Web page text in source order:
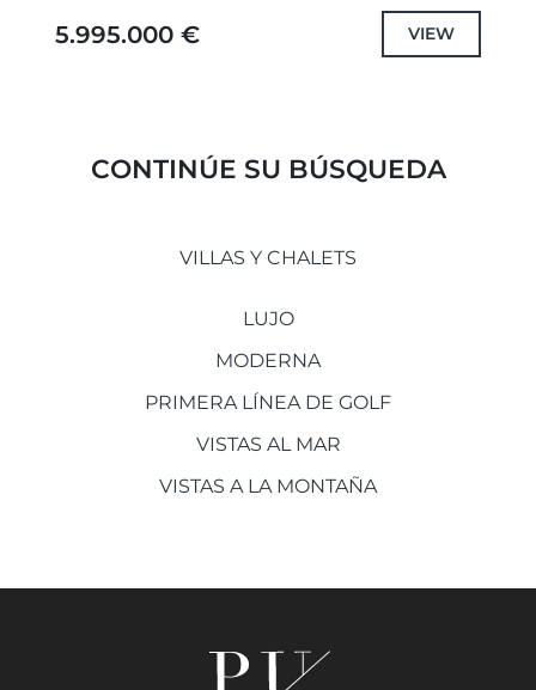
orientada al suroeste desprende...
5.995.000 € VIEW
CONTINÚE SU BÚSQUEDA
VILLAS Y CHALETS
LUJO
MODERNA
PRIMERA LÍNEA DE GOLF
VISTAS AL MAR
VISTAS A LA MONTAÑA